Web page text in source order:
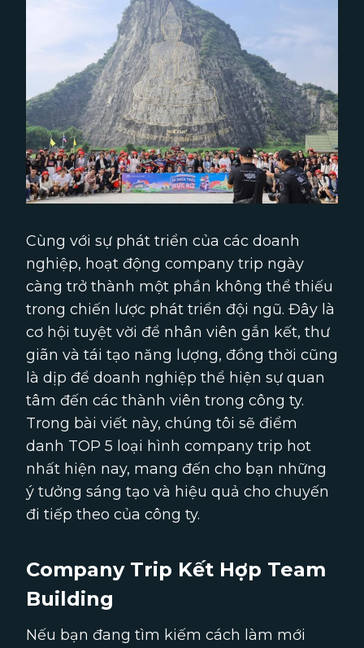
Cùng với sự phát triển của các doanh
nghiệp, hoạt động company trip ngày
càng trở thành một phần không thể thiếu
trong chiến lược phát triển đội ngũ. Đây là
cơ hội tuyệt vời để nhân viên gắn kết, thư
giãn và tái tạo năng lượng, đồng thời cũng
là dịp để doanh nghiệp thể hiện sự quan
tâm đến các thành viên trong công ty.
Trong bài viết này, chúng tôi sẽ điểm
danh TOP 5 loại hình company trip hot
nhất hiện nay, mang đến cho bạn những
ý tưởng sáng tạo và hiệu quả cho chuyến
đi tiếp theo của công ty.
Company Trip Kết Hợp Team
Building
Nếu bạn đang tìm kiếm cách làm mới